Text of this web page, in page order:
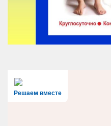
Решаем вместе